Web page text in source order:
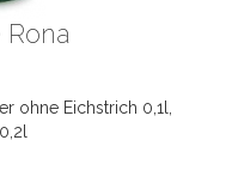
ohne Eichstrich 0,1l,